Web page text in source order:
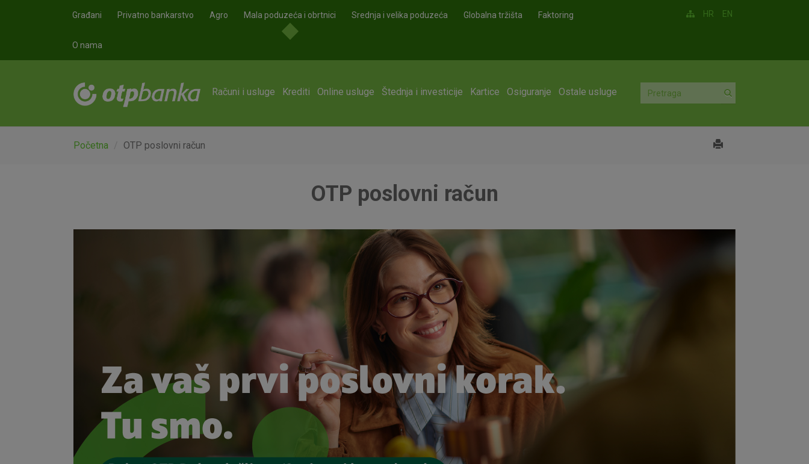
Građani Privatno bankarstvo Agro Mala poduzeća i obrtnici Srednja i velika poduzeća Globalna tržišta Faktoring
O nama
HR EN
Računi i usluge Krediti Online usluge Štednja i investicije Kartice Osiguranje Ostale usluge
Početna OTP poslovni račun
OTP poslovni račun